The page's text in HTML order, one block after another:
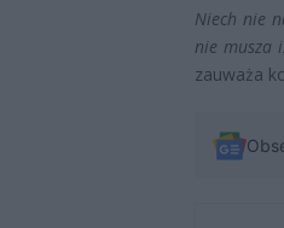
Niech nie
nie musza
zauważa